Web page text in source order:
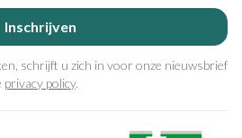
Inschrijven
schrijft u zich in voor onze nieuwsbrief
privacy policy.